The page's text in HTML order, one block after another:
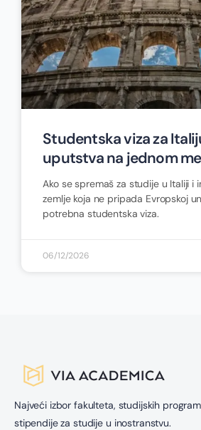
Studentska viza za
uputstva na jednom
Ako se spremaš za studije u Italiji i
zemlje koja ne pripada Evropskoj
potrebna studentska viza.
06/12/2026
Najveći izbor fakulteta, studijskih
stipendije za studije u inostranstvu.